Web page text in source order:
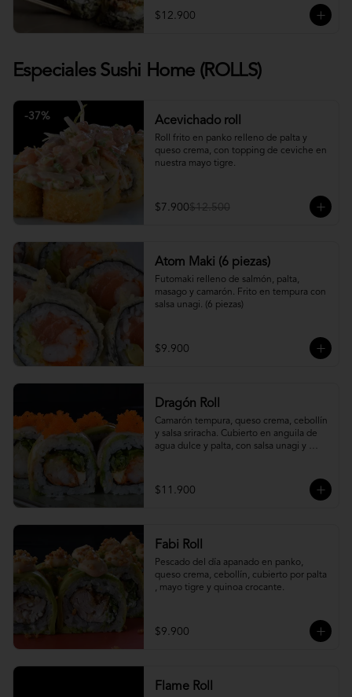
$12.900
Especiales Sushi Home (ROLLS)
-37% Acevichado roll
Roll frito en panko relleno de palta y
queso crema, con topping de ceviche en
nuestra mayo tigre.
$7.900$12.500
Atom Maki (6 piezas)
Futomaki relleno de salmón, palta,
masago y camarón. Frito en tempura con
salsa unagi. (6 piezas)
$9.900
Dragón Roll
Camarón tempura, queso crema, cebollín
y salsa sriracha. Cubierto en anguila de
agua dulce y palta, con salsa unagi y
$11.900
Fabi Roll
Pescado del día apanado en panko,
queso crema, cebollín, cubierto por palta
, mayo tigre y quinoa crocante.
$9.900
Flame Roll